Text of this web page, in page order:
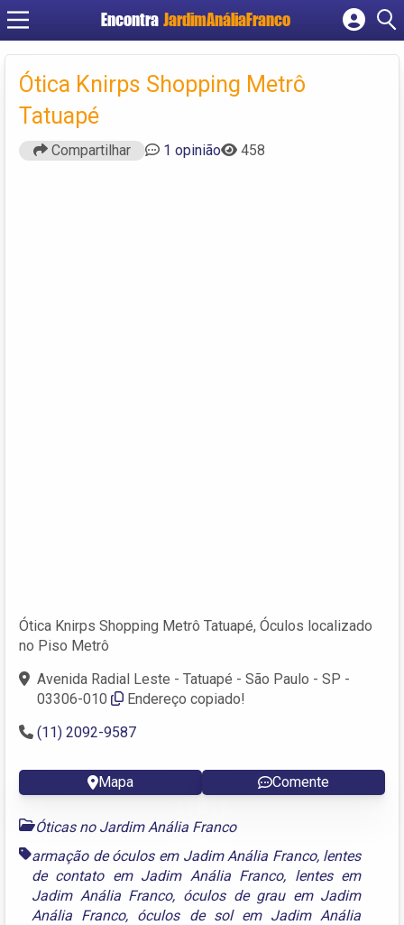
Encontra JardimAnáliaFranco
Cadastrar empresa
Criar conta
Ótica Knirps Shopping Metrô
Tatuapé
Compartilhar 1 opinião 458
Ótica Knirps Shopping Metrô Tatuapé, Óculos localizado
no Piso Metrô
Avenida Radial Leste - Tatuapé - São Paulo - SP -
03306-010
Endereço copiado!
(11) 2092-9587
Mapa Comente
Óticas no Jardim Anália Franco
armação de óculos em Jadim Anália Franco, lentes
de contato em Jadim Anália Franco, lentes em
Jadim Anália Franco, óculos de grau em Jadim
Anália Franco, óculos de sol em Jadim Anália